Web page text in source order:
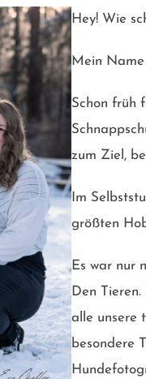
Hey! Wie
Mein Name
Schon früh
zum Ziel,
Im
größten
Es war nur
Den Tieren.
alle unsere
besondere